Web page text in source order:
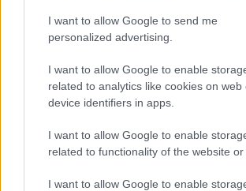
I want to allow Google to send me
personalized advertising.
I want to allow Google to enable
related to analytics like cookies on web
device identifiers in apps.
I want to allow Google to enable
related to functionality of the website or
I want to allow Google to enable
ELEMZÉSEK 2026. júl. 21.